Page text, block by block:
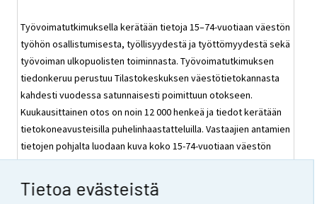
Tietoa evästeistä
Työvoimatutkimuksella kerätään tietoja 15–74-vuotiaan väestön
työhön osallistumisesta, työllisyydestä ja työttömyydestä sekä
työvoiman ulkopuolisten toiminnasta. Työvoimatutkimuksen
tiedonkeruu perustuu Tilastokeskuksen väestötietokannasta
kahdesti vuodessa satunnaisesti poimittuun otokseen.
Kuukausittainen otos on noin 12 000 henkeä ja tiedot kerätään
tietokoneavusteisilla puhelinhaastatteluilla. Vastaajien antamien
tietojen pohjalta luodaan kuva koko 15-74-vuotiaan väestön
toiminnasta. Tutkimuksessa käytetyt käsitteet ja määritelmät
Euroopan unionin tilastotoimen asetuksia. Työllinen on henkilö,